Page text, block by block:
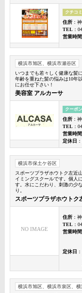
クチコミ
住所 ：
TEL ：
営業時間
横浜市旭区、横浜市瀬谷区
いつまでも若々しく健康な髪
年齢を重ねた髪の悩みは10年
にお任せ下さい！
美容室 アルカーサ
クーポン
住所 ：
TEL ：
営業時間
定休日
横浜市保土ケ谷区
スポーツプラザホウトク左近
イミングスクールです。個人
す。水にこだわり、刺激の少
り。
スポーツプラザホウトク
NO IMAGE
住所 ：
TEL ：
営業時間
定休日
横浜市旭区、横浜市泉区、